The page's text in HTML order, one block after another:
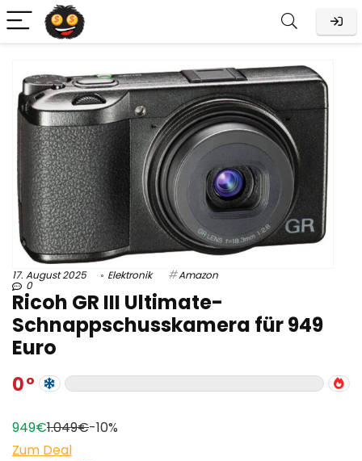
17. August 2025 Elektronik Amazon
0
Ricoh GR III Ultimate-
Schnappschusskamera für 949
Euro
0
949€1.049€-10%
Zum Deal